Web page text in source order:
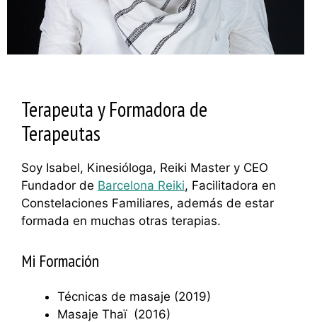
Terapeuta y Formadora de
Terapeutas
Soy Isabel, Kinesióloga, Reiki Master y CEO
Fundador de Barcelona Reiki, Facilitadora en
Constelaciones Familiares, además de estar
formada en muchas otras terapias.
Mi Formación
Técnicas de masaje (2019)
Masaje Thaï (2016)